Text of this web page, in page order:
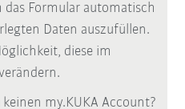
das Formular automatisch
Daten auszufüllen.
diese im
my.KUKA Account?